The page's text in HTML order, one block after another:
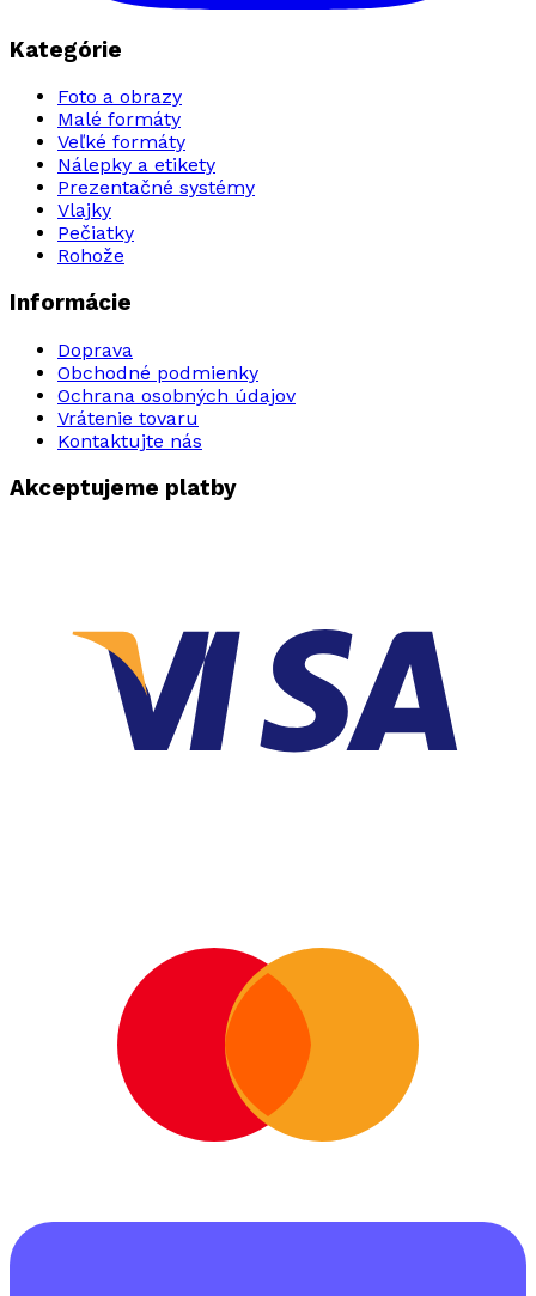
Kategórie
Foto a obrazy
Malé formáty
Veľké formáty
Nálepky a etikety
Prezentačné systémy
Vlajky
Pečiatky
Rohože
Informácie
Doprava
Obchodné podmienky
Ochrana osobných údajov
Vrátenie tovaru
Kontaktujte nás
Akceptujeme platby